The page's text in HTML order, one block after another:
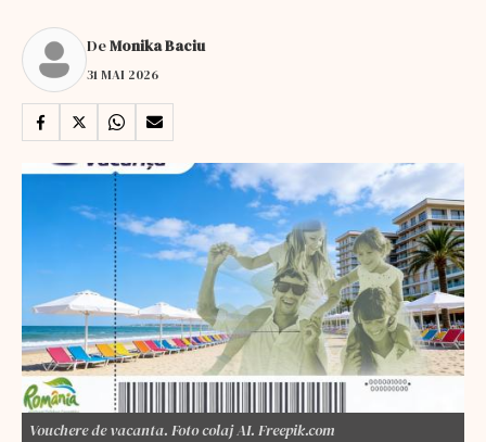
DeMonika Baciu
31 MAI 2026
Vouchere de vacanta. Foto colaj AI. Freepik.com